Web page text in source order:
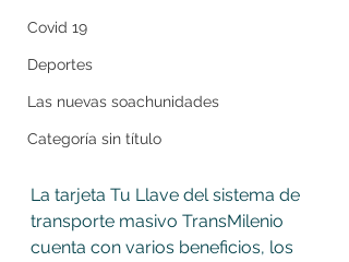
Covid 19
Deportes
Las nuevas soachunidades
Categoría sin título
La tarjeta Tu Llave del sistema de
transporte masivo TransMilenio
cuenta con varios beneficios, los